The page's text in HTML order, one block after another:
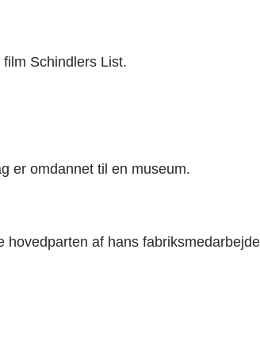
Schindlers List.
er omdannet til en museum.
af hans